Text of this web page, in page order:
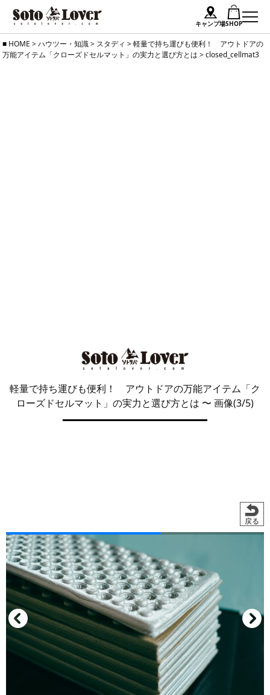
キャンプ場SHOP
Skip
to
HOME >ハウツー・知識> スタディ >軽量で持ち運びも便利！ アウトドアの
万能アイテム「クローズドセルマット」の実力と選び方とは >closed_cellmat3
軽量で持ち運びも便利！ アウトドアの万能アイテム「ク
ローズドセルマット」の実力と選び方とは 〜 画像(3/5)
戻る